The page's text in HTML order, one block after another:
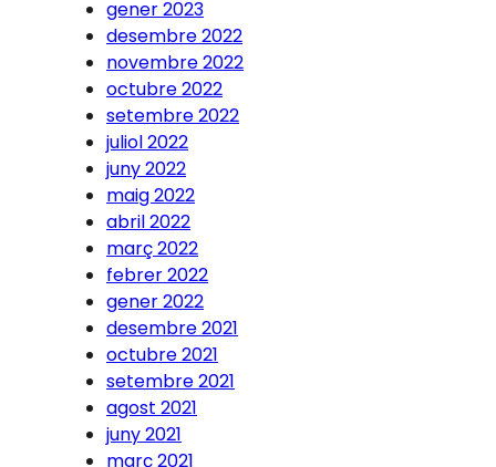
gener 2023
desembre 2022
novembre 2022
octubre 2022
setembre 2022
juliol 2022
juny 2022
maig 2022
abril 2022
març 2022
febrer 2022
gener 2022
desembre 2021
octubre 2021
setembre 2021
agost 2021
juny 2021
març 2021